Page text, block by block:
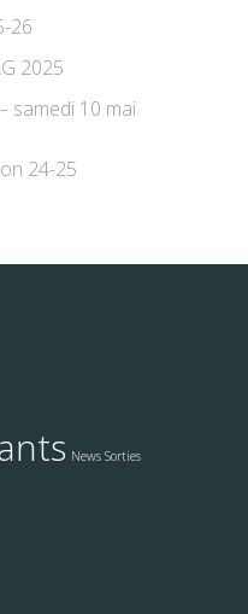
26
2025
samedi 10 mai
24-25
News Sorties